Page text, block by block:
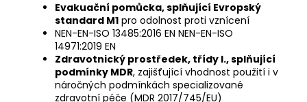
Evakuační pomůcka, splňující Evropský
standard M1 pro odolnost proti vznícení
NEN-EN-ISO 13485:2016 EN NEN-EN-ISO
14971:2019 EN
Zdravotnický prostředek, třídy I., splňující
podmínky MDR, zajišťující vhodnost použití i v
náročných podmínkách specializované
zdravotní péče (MDR 2017/745/EU)